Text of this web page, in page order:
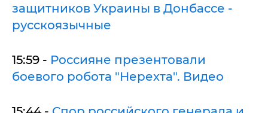
защитников Украины в Донбассе -
русскоязычные
15:59 - Россияне презентовали
боевого робота "Нерехта". Видео